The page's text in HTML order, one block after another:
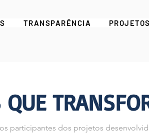
TRANSPARÊNCIA PROJETOS
QUE
participantes dos projetos